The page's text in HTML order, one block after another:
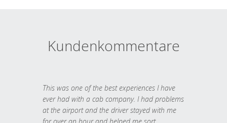
Kundenkommentare
This was one of the best experiences I have
ever had with a cab company. I had problems
at the airport and the driver stayed with me